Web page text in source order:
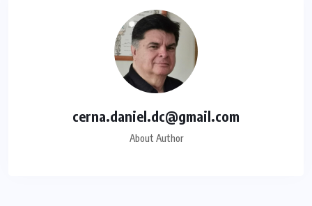
cerna.daniel.dc@gmail.com
About Author